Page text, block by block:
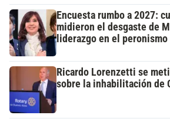
Encuesta rumbo a 2027:
midieron el desgaste de
liderazgo en el peronismo
Ricardo Lorenzetti se
sobre la inhabilitación de